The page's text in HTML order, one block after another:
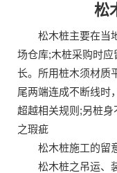
松
松木桩主要在当地
场仓库;木桩采购时
长。所用桩木须材质
尾两端连成不断线时
超越相关规则;另桩
之瑕疵
松木桩施工的留
松木桩之吊运、装